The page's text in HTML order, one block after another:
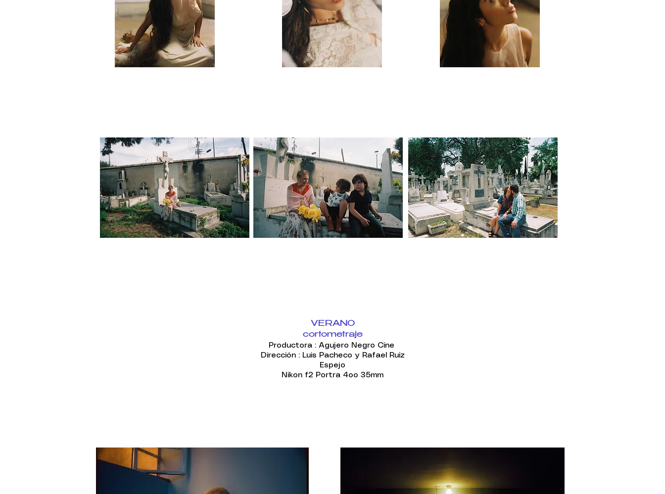
VERANO
cortometraje
Productora : Agujero Negro Cine
Dirección : Luis Pacheco y Rafael Ruiz
Espejo
Nikon f2 Portra 4oo 35mm